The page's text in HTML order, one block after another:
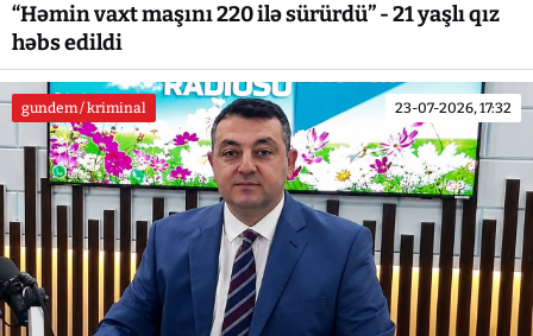
“Həmin vaxt maşını 220 ilə sürürdü” - 21 yaşlı qız
həbs edildi
gundem / kriminal 23-07-2026, 17:32